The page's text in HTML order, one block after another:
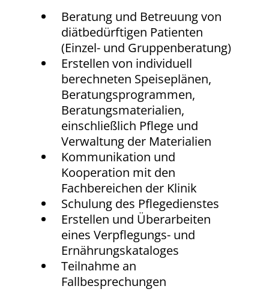
Beratung und Betreuung von
diätbedürftigen Patienten
(Einzel- und Gruppenberatung)
Erstellen von individuell
berechneten Speiseplänen,
Beratungsprogrammen,
Beratungsmaterialien,
einschließlich Pflege und
Verwaltung der Materialien
Kommunikation und
Kooperation mit den
Fachbereichen der Klinik
Schulung des Pflegedienstes
Erstellen und Überarbeiten
eines Verpflegungs- und
Ernährungskataloges
Teilnahme an
Fallbesprechungen